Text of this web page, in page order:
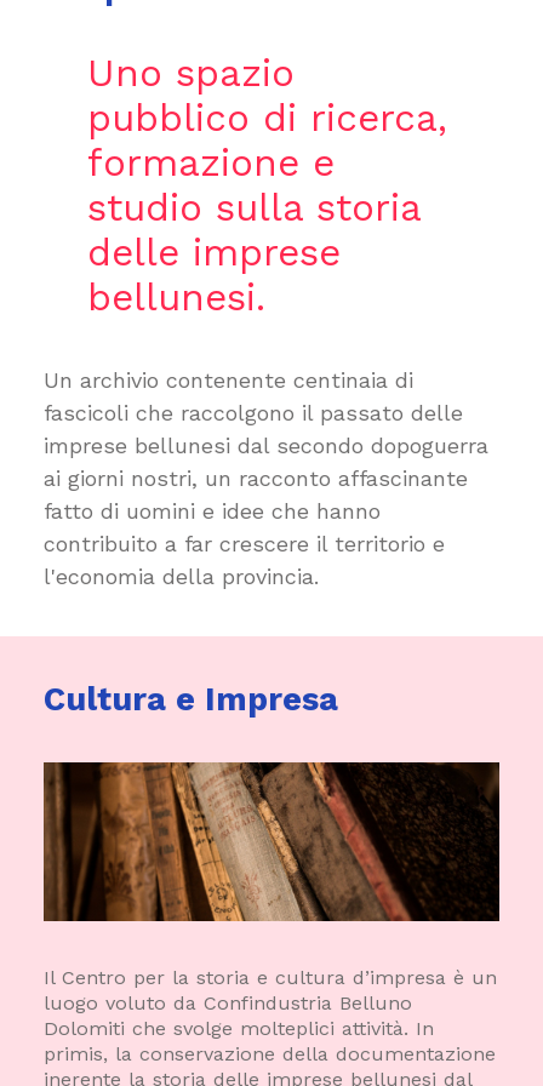
Uno spazio
pubblico di ricerca,
formazione e
studio sulla storia
delle imprese
bellunesi.
Un archivio contenente centinaia di
fascicoli che raccolgono il passato delle
imprese bellunesi dal secondo dopoguerra
ai giorni nostri, un racconto affascinante
fatto di uomini e idee che hanno
contribuito a far crescere il territorio e
l'economia della provincia.
Cultura e Impresa
Il Centro per la storia e cultura d’impresa è un
luogo voluto da Confindustria Belluno
Dolomiti che svolge molteplici attività. In
primis, la conservazione della documentazione
inerente la storia delle imprese bellunesi dal